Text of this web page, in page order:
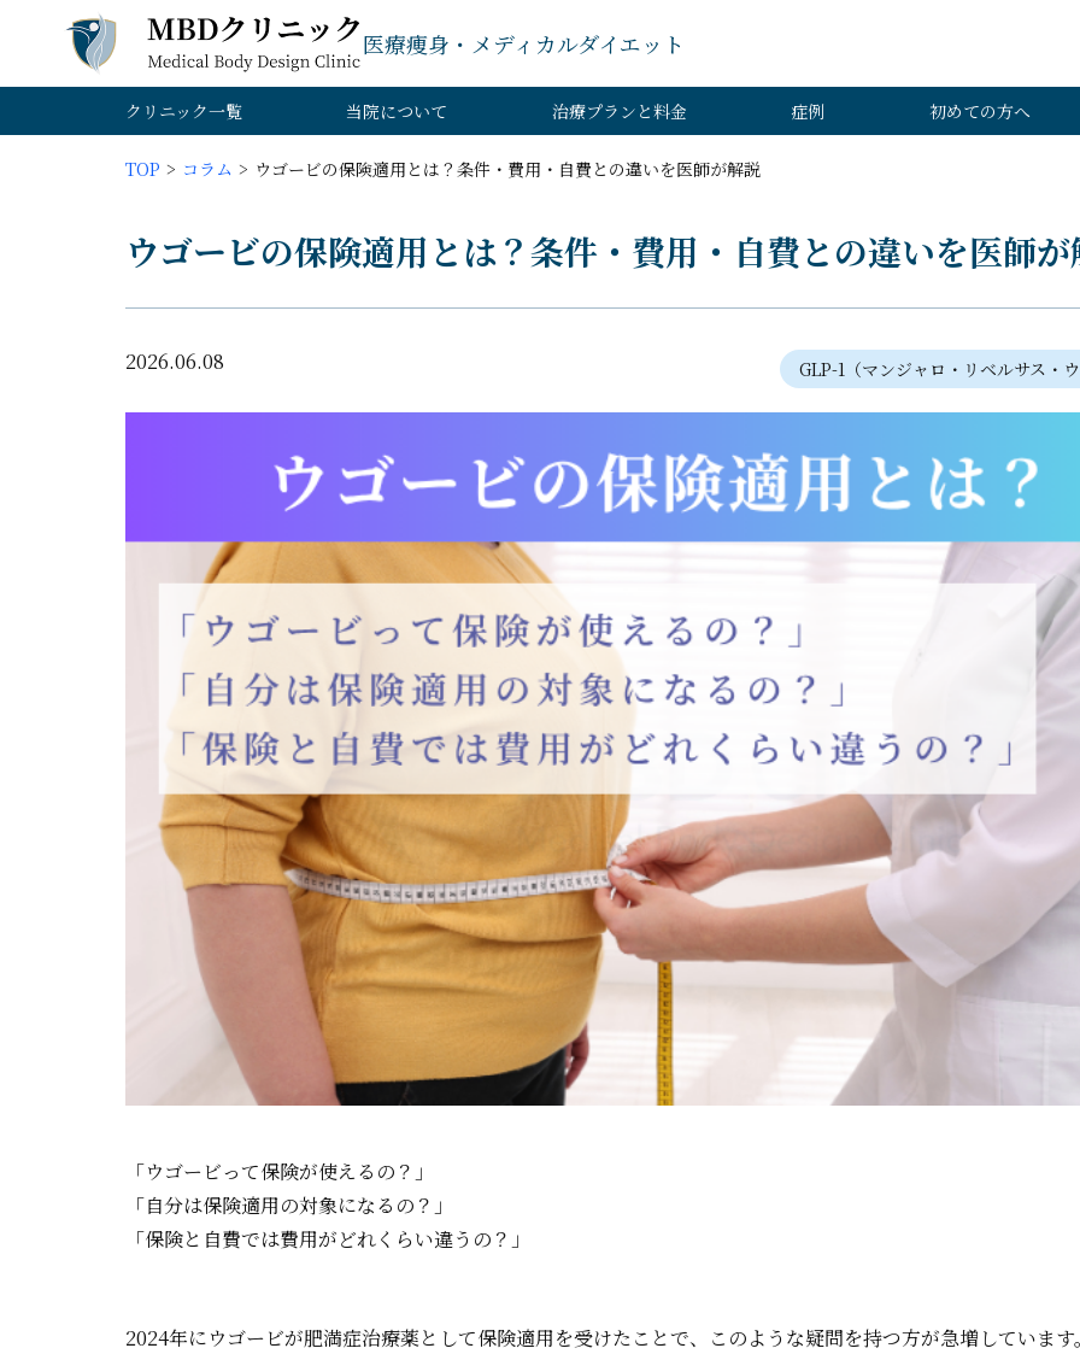
医療痩身・メディカルダイエット
クリニック一覧 当院について 治療プランと料金 症例 初めての方へ
TOP コラム ウゴービの保険適用とは？条件・費用・自費との違いを医師が解説
ウゴービの保険適用とは？条件・費用・自費との違いを医師
2026.06.08 GLP-1（マンジャロ・リベルサス・
「ウゴービって保険が使えるの？」
「自分は保険適用の対象になるの？」
「保険と自費では費用がどれくらい違うの？」
2024年にウゴービが肥満症治療薬として保険適用を受けたことで、このような疑問を持つ方が急増しています